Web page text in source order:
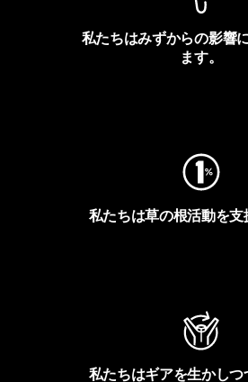
私たちはみずからの影響
ます。
私たちは草の根活動を支
私たちはギアを生かしつ